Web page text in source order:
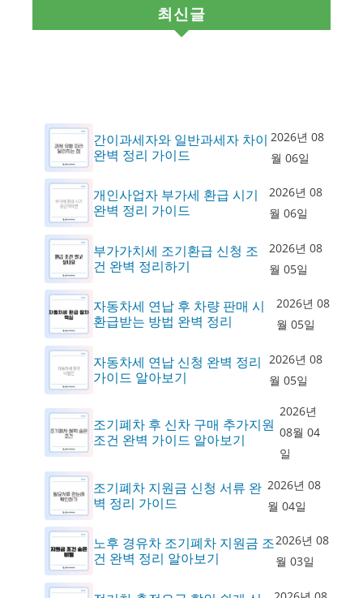
최신글
간이과세자와 일반과세자 차이
완벽 정리 가이드
2026년 08
월 06일
개인사업자 부가세 환급 시기
완벽 정리 가이드
2026년 08
월 06일
부가가치세 조기환급 신청 조
건 완벽 정리하기
2026년 08
월 05일
자동차세 연납 후 차량 판매 시
환급받는 방법 완벽 정리
2026년 08
월 05일
자동차세 연납 신청 완벽 정리
가이드 알아보기
2026년 08
월 05일
조기폐차 후 신차 구매 추가지원
조건 완벽 가이드 알아보기
2026년
08월 04
일
조기폐차 지원금 신청 서류 완
벽 정리 가이드
2026년 08
월 04일
노후 경유차 조기폐차 지원금 조
건 완벽 정리 알아보기
2026년 08
월 03일